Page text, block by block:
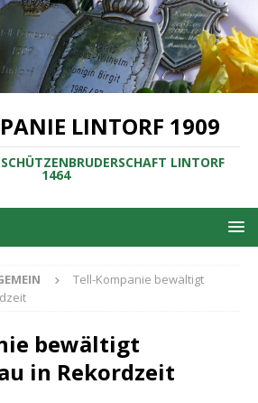
LINTORF 1909
LINTORF
1464
Tell-Kompanie bewältigt
bewältigt
in Rekordzeit